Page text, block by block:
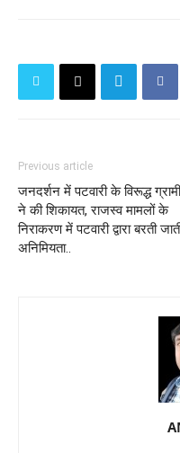
Previous article
जनदर्शन में पटवारी के विरूद्ध
ने की शिकायत, राजस्व मामलों के
निराकरण में पटवारी द्वारा बरती
अनिमियता..